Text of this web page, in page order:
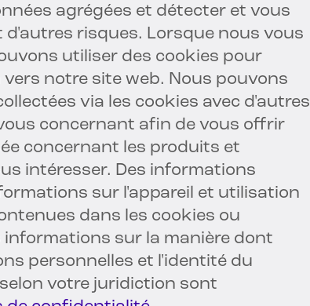
agrégées et détecter et vous
risques. Lorsque nous vous
utiliser des cookies pour
notre site web. Nous pouvons
via les cookies avec d'autres
concernant afin de vous offrir
concernant les produits et
intéresser. Des informations
sur l'appareil et utilisation
dans les cookies ou
informations sur la manière dont
personnelles et l'identité du
votre juridiction sont